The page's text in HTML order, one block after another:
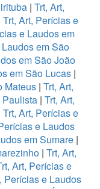
| Trt, Art,
Trt, Art, Perícias e
e Laudos em
em São
em São João
em São Lucas|
Mateus | Trt, Art,
| Trt, Art,
Trt, Art, Perícias e
e Laudos
em Sumare |
| Trt, Art,
Art, Perícias e
Perícias e Laudos